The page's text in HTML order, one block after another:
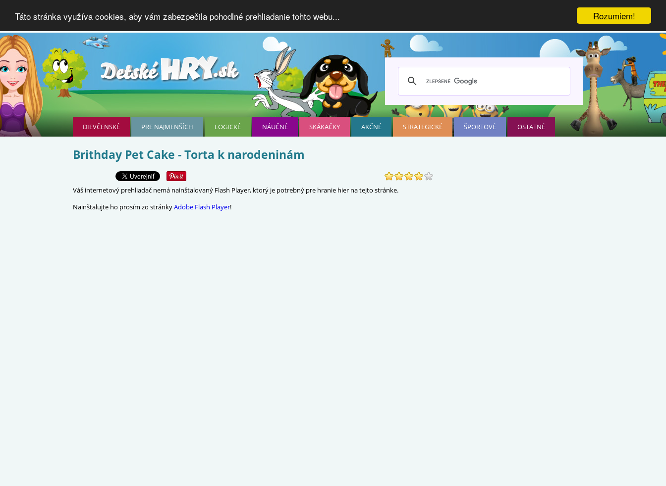
Rozumiem!
Táto stránka využíva cookies, aby vám zabezpečila pohodlné prehliadanie tohto webu...
DIEVČENSKÉ PRE NAJMENŠÍCH LOGICKÉ NÁUČNÉ SKÁKAČKY AKČNÉ STRATEGICKÉ ŠPORTOVÉ OSTATNÉ
Brithday Pet Cake - Torta k narodeninám
Váš internetový prehliadač nemá nainštalovaný Flash Player, ktorý je potrebný pre hranie hier na tejto stránke.
Nainštalujte ho prosím zo stránkyAdobe Flash Player!